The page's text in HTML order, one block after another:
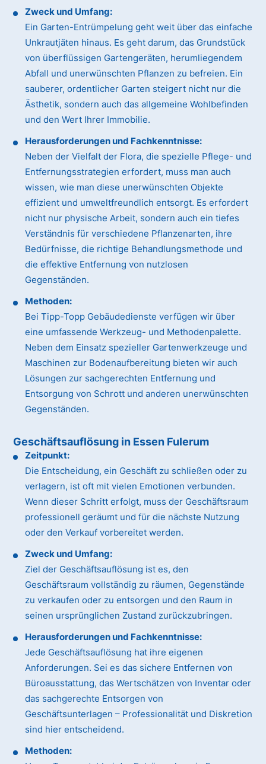
Zweck und Umfang:
Ein Garten-Entrümpelung geht weit über das einfache
Unkrautjäten hinaus. Es geht darum, das Grundstück
von überflüssigen Gartengeräten, herumliegendem
Abfall und unerwünschten Pflanzen zu befreien. Ein
sauberer, ordentlicher Garten steigert nicht nur die
Ästhetik, sondern auch das allgemeine Wohlbefinden
und den Wert Ihrer Immobilie.
Herausforderungen und Fachkenntnisse:
Neben der Vielfalt der Flora, die spezielle Pflege- und
Entfernungsstrategien erfordert, muss man auch
wissen, wie man diese unerwünschten Objekte
effizient und umweltfreundlich entsorgt. Es erfordert
nicht nur physische Arbeit, sondern auch ein tiefes
Verständnis für verschiedene Pflanzenarten, ihre
Bedürfnisse, die richtige Behandlungsmethode und
die effektive Entfernung von nutzlosen
Gegenständen.
Methoden:
Bei Tipp-Topp Gebäudedienste verfügen wir über
eine umfassende Werkzeug- und Methodenpalette.
Neben dem Einsatz spezieller Gartenwerkzeuge und
Maschinen zur Bodenaufbereitung bieten wir auch
Lösungen zur sachgerechten Entfernung und
Entsorgung von Schrott und anderen unerwünschten
Gegenständen.
Geschäftsauflösung in Essen Fulerum
Zeitpunkt:
Die Entscheidung, ein Geschäft zu schließen oder zu
verlagern, ist oft mit vielen Emotionen verbunden.
Wenn dieser Schritt erfolgt, muss der Geschäftsraum
professionell geräumt und für die nächste Nutzung
oder den Verkauf vorbereitet werden.
Zweck und Umfang:
Ziel der Geschäftsauflösung ist es, den
Geschäftsraum vollständig zu räumen, Gegenstände
zu verkaufen oder zu entsorgen und den Raum in
seinen ursprünglichen Zustand zurückzubringen.
Herausforderungen und Fachkenntnisse:
Jede Geschäftsauflösung hat ihre eigenen
Anforderungen. Sei es das sichere Entfernen von
Büroausstattung, das Wertschätzen von Inventar oder
das sachgerechte Entsorgen von
Geschäftsunterlagen – Professionalität und Diskretion
sind hier entscheidend.
Methoden: